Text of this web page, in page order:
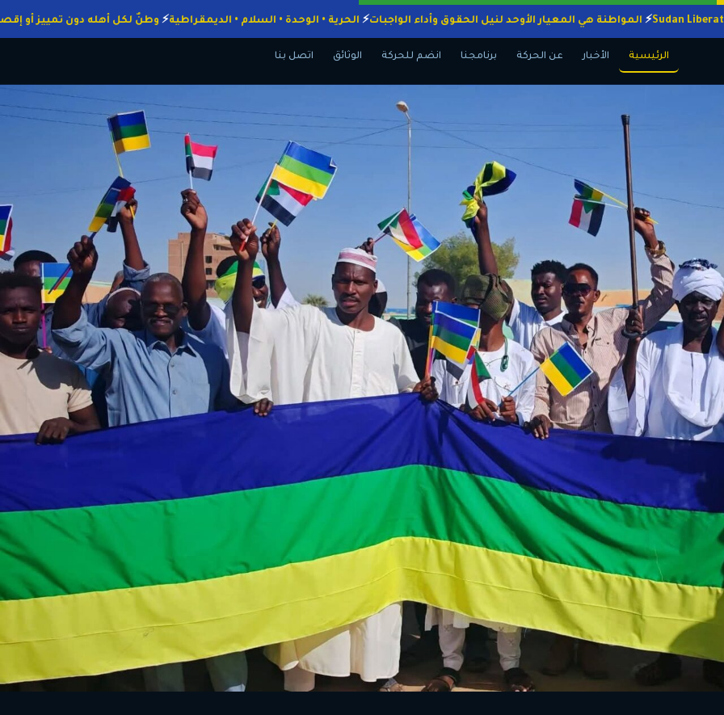
المواطنة هي المعيار الأوحد لنيل الحقوق وأداء الواجبات الحرية • الوحدة • السلام • الديمقراطية وطنٌ لكل أهله دون تمييز
الرئيسية الأخبار عن الحركة برنامجنا انضم للحركة الوثائق اتصل بنا